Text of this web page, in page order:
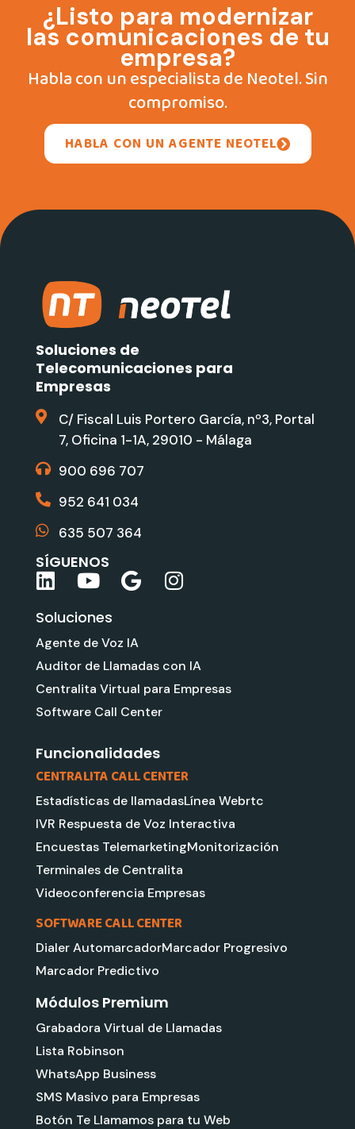
¿Listo para modernizar
las comunicaciones de tu
empresa?
Habla con un especialista de Neotel. Sin
compromiso.
HABLA CON UN AGENTE NEOTEL
Soluciones de
Telecomunicaciones para
Empresas
C/ Fiscal Luis Portero García, nº3, Portal
7, Oficina 1-1A, 29010 - Málaga
900 696 707
952 641 034
635 507 364
SÍGUENOS
L
n
k
e
d
i
n
Y
u
t
u
b
e
G
g
l
e
I
a
g
Soluciones
Agente de Voz IA
Auditor de Llamadas con IA
Centralita Virtual para Empresas
Software Call Center
Funcionalidades
CENTRALITA CALL CENTER
Estadísticas de llamadasLínea Webrtc
IVR Respuesta de Voz Interactiva
Encuestas TelemarketingMonitorización
Terminales de Centralita
Videoconferencia Empresas
SOFTWARE CALL CENTER
Dialer AutomarcadorMarcador Progresivo
Marcador Predictivo
Módulos Premium
Grabadora Virtual de Llamadas
Lista Robinson
WhatsApp Business
SMS Masivo para Empresas
Botón Te Llamamos para tu Web